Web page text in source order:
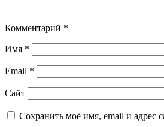
Комментарий *
Имя *
Email *
Сайт
Сохранить моё имя, email и адрес